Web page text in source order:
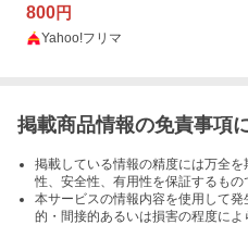
８０－５） 長月天音／
〔著〕
800円
Yahoo!フリマ
掲載商品情報の免責事項
掲載している情報の精度には万全
性、安全性、有用性を保証するもの
本サービスの情報内容を使用して
的・間接的あるいは損害の程度に